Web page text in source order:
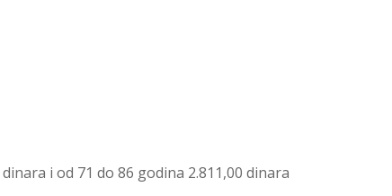
i od 71 do 86 godina 2.811,00 dinara